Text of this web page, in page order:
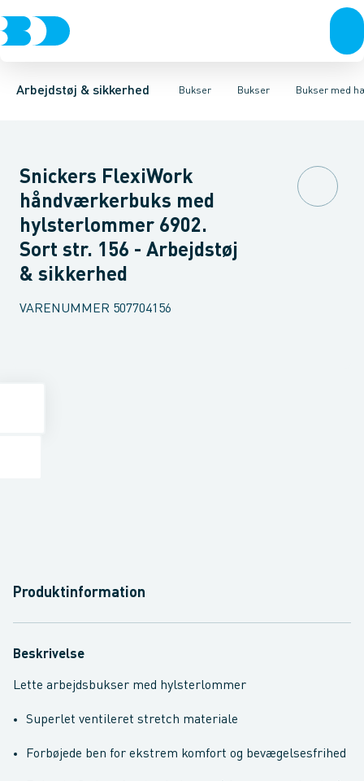
Arbejdstøj & sikkerhed Bukser
Trøjer & t-shirtsBukser Overtøj & huer Undertøj & sokkerSko
Bukser
BukserKnickers & Shorts OverallsKedeldragter Knæskånere
Bukser med
Bukser med hængelommer Bukser med lårlommer
Snickers FlexiWork
håndværkerbuks med
hylsterlommer 6902.
Sort str. 156 - Arbejdstøj
& sikkerhed
VARENUMMER 507704156
Produktinformation
Beskrivelse
Lette arbejdsbukser med hylsterlommer
Superlet ventileret stretch materiale
Forbøjede ben for ekstrem komfort og bevægelsesfrihed